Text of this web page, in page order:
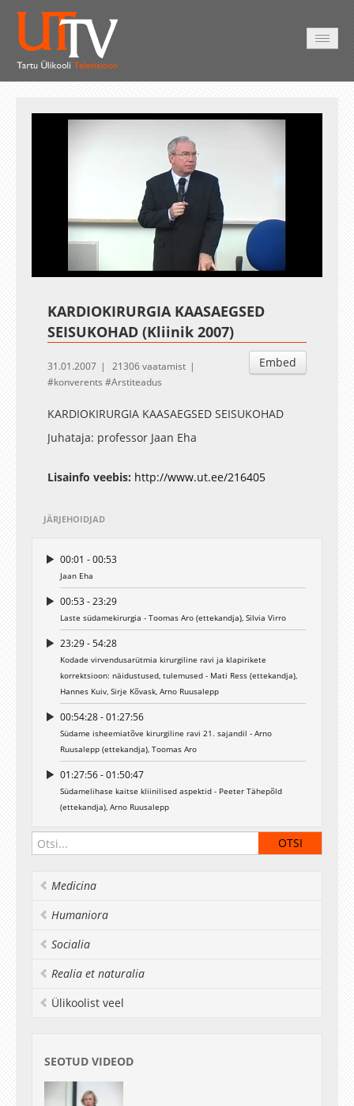
Unmute
79.10%
Esituskiirused
Auto
KARDIOKIRURGIA KAASAEGSED
SEISUKOHAD (Kliinik 2007)
Embed
31.01.2007
21306 vaatamist
konverents
Arstiteadus
KARDIOKIRURGIA KAASAEGSED SEISUKOHAD
Juhataja: professor Jaan Eha
Lisainfo veebis: http://www.ut.ee/216405
JÄRJEHOIDJAD
00:01 - 00:53
Jaan Eha
00:53 - 23:29
Laste südamekirurgia - Toomas Aro (ettekandja), Silvia Virro
23:29 - 54:28
Kodade virvendusarütmia kirurgiline ravi ja klapirikete
korrektsioon: näidustused, tulemused - Mati Ress (ettekandja),
Hannes Kuiv, Sirje Kõvask, Arno Ruusalepp
00:54:28 - 01:27:56
Südame isheemiatõve kirurgiline ravi 21. sajandil - Arno
Ruusalepp (ettekandja), Toomas Aro
01:27:56 - 01:50:47
Südamelihase kaitse kliinilised aspektid - Peeter Tähepõld
(ettekandja), Arno Ruusalepp
Medicina
Humaniora
Socialia
Realia et naturalia
Ülikoolist veel
SEOTUD VIDEOD